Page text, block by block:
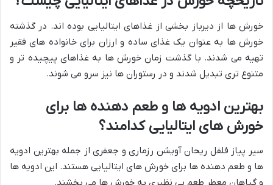
خورش ها از دیرباز بخشی از غذاهای ایتالیایی بوده اند. در گذشته
خورش ها به عنوان یک غذای ساده و ارزان برای خانواده های فقیر
تهیه می شدند. با گذشت زمان خورش ها به غذاهای پیچیده تر و
متنوع تری تبدیل شدند و در رستوران ها نیز سرو می شوند.
بهترین ادویه ها و طعم دهنده ها برای
خورش های ایتالیایی کدامند؟
سیر پیاز فلفل ریحان آویشن رزماری و جعفری از جمله بهترین ادویه
ها و طعم دهنده ها برای خورش های ایتالیایی هستند. این ادویه ها